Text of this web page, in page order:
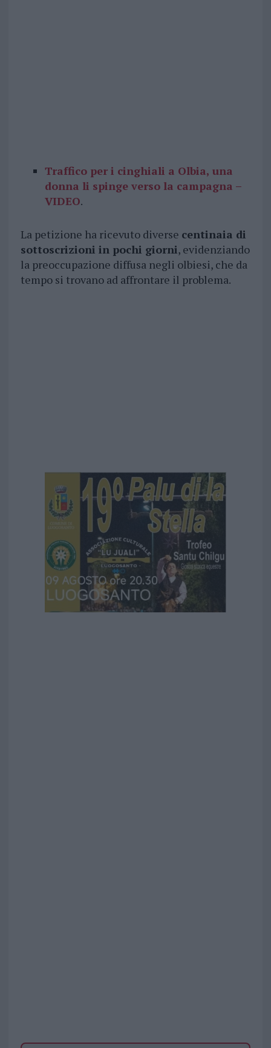
Traffico per i cinghiali a Olbia, una
donna li spinge verso la campagna –
VIDEO.
La petizione ha ricevuto diverse centinaia di
sottoscrizioni in pochi giorni, evidenziando
la preoccupazione diffusa negli olbiesi, che da
tempo si trovano ad affrontare il problema.